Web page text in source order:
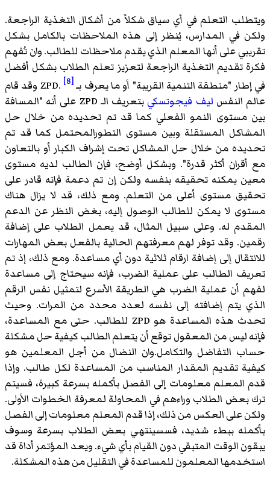
ويتطلب التعلم في أي سياق شكلاً من أشكال التغذية الراجعة.
ولكن في المدارس، يُنظر إلى هذه الملاحظات بالكامل بشكل
تقريبي على أنها المعلم الذي يقدم ملاحظات للطالب. وان تُفهم
فكرة تقديم التغذية الراجعة لتعزيز تعلم الطلاب بشكل أفضل
في إطار "منطقة التنمية القريبة" أو ما يعرف بـ ZPD.[8]
وقد قام
عالم النفس ليف فيجوتسكي
بتعريف الـ ZPD على أنه "المسافة
بين مستوى النمو الفعلي كما قد تم تحديده من خلال حل
المشاكل المستقلة وبين مستوى التطورالمحتمل كما قد تم
تحديده من خلال حل المشاكل تحت إشراف الكبار أو بالتعاون
مع أقران أكثر قدرة". وبشكل أوضح، فإن الطالب لديه مستوى
معين يمكنه تحقيقه بنفسه ولكن إن تم دعمة فإنه قادر على
تحقيق مستوى أعلى من التعلم. ومع ذلك، قد لا يزال هناك
مستوى لا يمكن للطالب الوصول إليه، بغض النظر عن الدعم
المقدم له. وعلى سبيل المثال، قد يعمل الطلاب على إضافة
رقمين. وقد توفر لهم معرفتهم الحالية بالفعل بعض المهارات
للانتقال إلى إضافة ارقام ثلاثية دون أي مساعدة. ومع ذلك، إذ تم
تعريف الطالب على عملية الضرب، فإنه سيحتاج إلى مساعدة
لفهم أن عملية الضرب هي الطريقة الأسرع لتمثيل نفس الرقم
الذي يتم إضافته إلى نفسه لعدد محدد من المرات. وحيث
تحدث هذه المساعدة هو ZPD للطالب. حتى مع المساعدة،
فإنه ليس من المعقول توقع أن يتعلم الطالب كيفية حل مشكلة
حساب التفاضل والتكامل.وان النضال من أجل المعلمين هو
كيفية تقديم المقدار المناسب من المساعدة لكل طالب. وإذا
قدم المعلم معلومات إلى الفصل بأكمله بسرعة كبيرة، فسيتم
ترك بعض الطلاب وراءهم في المحاولة لمعرفة الخطوات الأولى.
ولكن على العكس من ذلك، إذا قدم المعلم معلومات إلى الفصل
بأكمله ببطء شديد، فسسينتهي بعض الطلاب بسرعة وسوف
يبقون الوقت المتبقي دون القيام بأي شيء. ويعد المؤتمر أداة قد
استخدمها المعلمون للمساعدة في التقليل من هذه المشكلة.